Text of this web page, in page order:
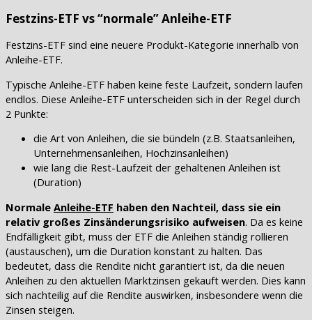
Festzins-ETF vs “normale” Anleihe-ETF
Festzins-ETF sind eine neuere Produkt-Kategorie innerhalb von
Anleihe-ETF.
Typische Anleihe-ETF haben keine feste Laufzeit, sondern laufen
endlos. Diese Anleihe-ETF unterscheiden sich in der Regel durch
2 Punkte:
die Art von Anleihen, die sie bündeln (z.B. Staatsanleihen,
Unternehmensanleihen, Hochzinsanleihen)
wie lang die Rest-Laufzeit der gehaltenen Anleihen ist
(Duration)
Normale Anleihe-ETF haben den Nachteil, dass sie ein
relativ großes Zinsänderungsrisiko aufweisen. Da es keine
Endfälligkeit gibt, muss der ETF die Anleihen ständig rollieren
(austauschen), um die Duration konstant zu halten. Das
bedeutet, dass die Rendite nicht garantiert ist, da die neuen
Anleihen zu den aktuellen Marktzinsen gekauft werden. Dies kann
sich nachteilig auf die Rendite auswirken, insbesondere wenn die
Zinsen steigen.